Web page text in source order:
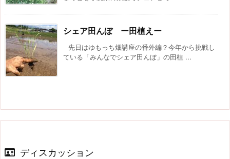
シェア田んぼ ー田植えー
先日はゆもっち畑講座の番外編？今年から挑戦し
ている「みんなでシェア田んぼ」の田植 ...
ディスカッション